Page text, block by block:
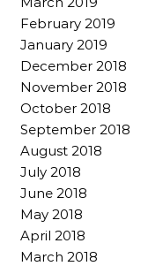
February 2019
January 2019
December 2018
November 2018
October 2018
September 2018
August 2018
July 2018
June 2018
May 2018
April 2018
March 2018